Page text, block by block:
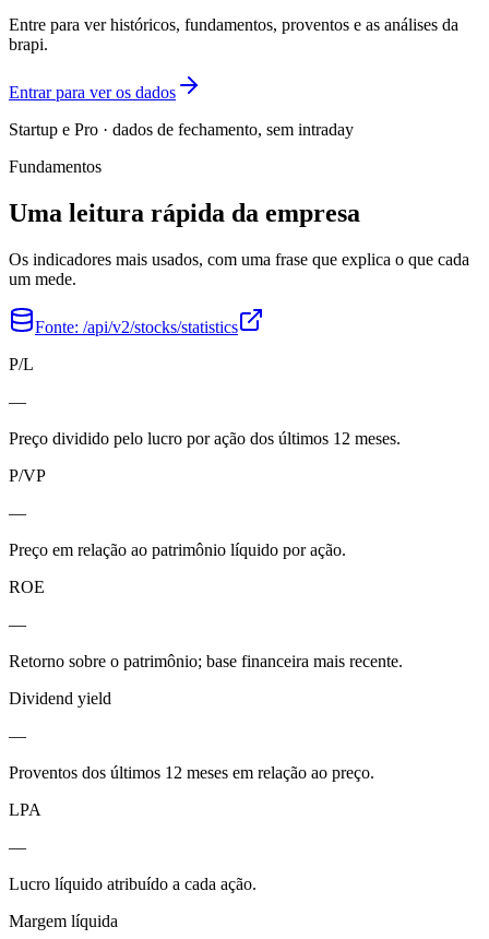
Entre para ver históricos, fundamentos, proventos e as análises da
brapi.
Entrar para ver os dados
Startup e Pro · dados de fechamento, sem intraday
Fundamentos
Uma leitura rápida da empresa
Os indicadores mais usados, com uma frase que explica o que cada
um mede.
Fonte: /api/v2/stocks/statistics
P/L
—
Preço dividido pelo lucro por ação dos últimos 12 meses.
P/VP
—
Preço em relação ao patrimônio líquido por ação.
ROE
—
Retorno sobre o patrimônio; base financeira mais recente.
Dividend yield
—
Proventos dos últimos 12 meses em relação ao preço.
LPA
—
Lucro líquido atribuído a cada ação.
Margem líquida